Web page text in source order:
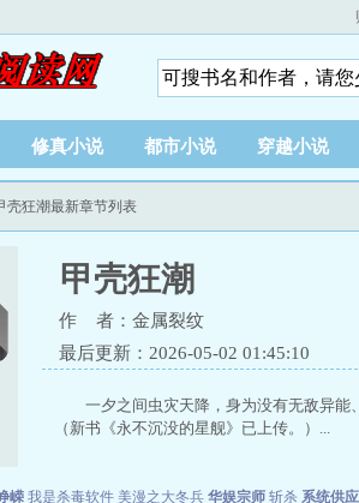
修真小说 都市小说 穿越小说
壳狂潮最新章节列表
甲壳狂潮
作 者：金属裂纹
最后更新：2026-05-02 01:45:10
一夕之间虫灾天降，身为没有无敌异
（新书《永不沉没的星舰》已上传。）...
嵘 我是杀毒软件 美漫之大冬兵 华娱宗师 斩杀 系统供